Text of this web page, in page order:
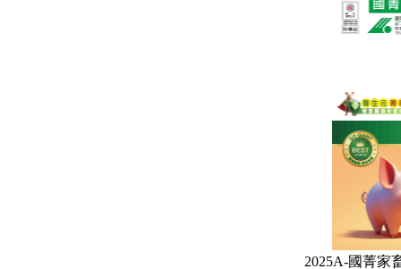
2025A-國菁家